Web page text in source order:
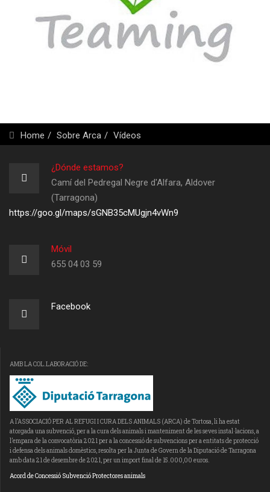
Home Sobre Arca Vídeos
¿Dónde estamos?
Camí del Pedregal Negre d'Alfara, Aldover
(Tarragona)
https://goo.gl/maps/sGNB35cMUgjn4vWn9
Móvil
655 04 03 59
Facebook
AMB LA COL.LABORACIÓ DE:
A l’ASSOCIACIÓ PER AL REFUGI I CURA DELS ANIMALS (ARCA) de Tortosa, li ha estat
atorgada una subvenció, per a la cura dels animals i manteniment de les seves instal·lacions, a
l’empara de la convocatòria 2021 per a la concessió de subvencions per a entitats de protecció
i defensa dels animals domèstics, resolta per la Junta de Govern de la Diputació de Tarragona
amb data 21 de desembre de 2021, per un import final de 15.000,00 euros.
Acord de Concessió Subvenció Protectores animals